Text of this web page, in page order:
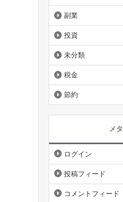
副業
投資
未分類
税金
節約
メ
ログイン
投稿フィード
コメントフィード